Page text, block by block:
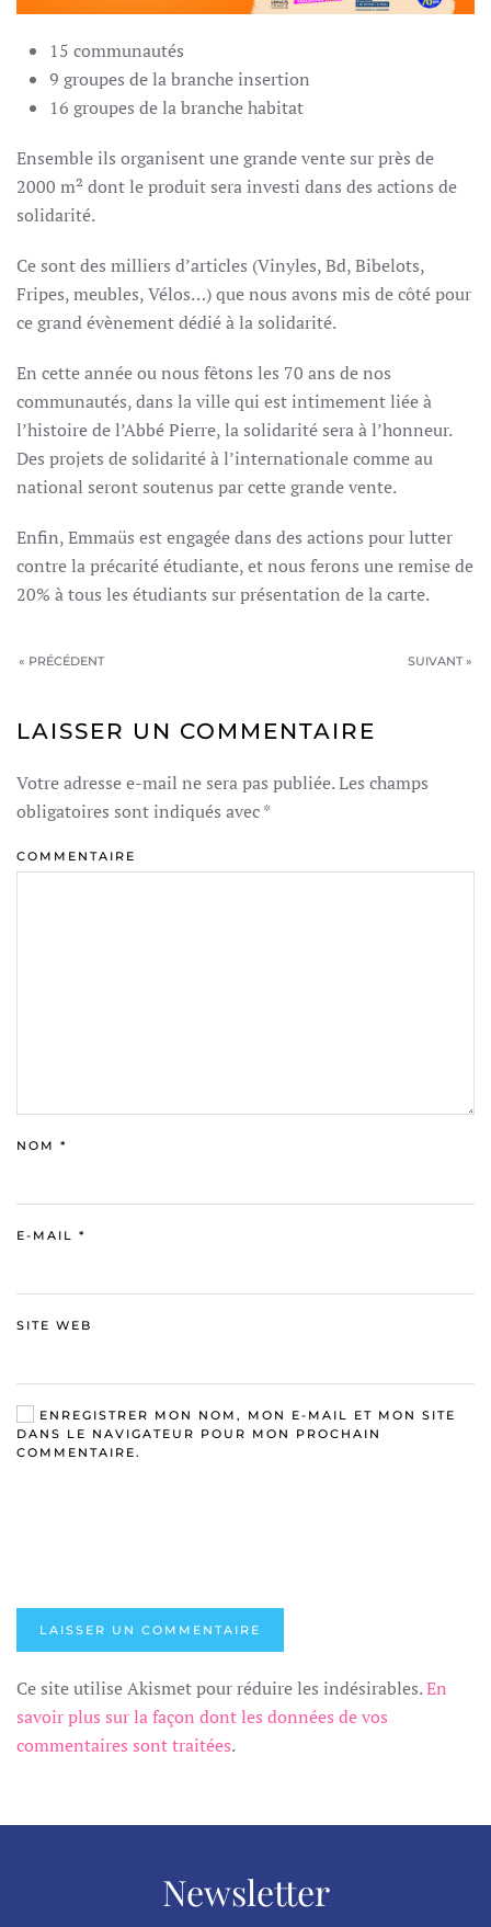
15 communautés
9 groupes de la branche insertion
16 groupes de la branche habitat
Ensemble ils organisent une grande vente sur près de
2000 m² dont le produit sera investi dans des actions de
solidarité.
Ce sont des milliers d’articles (Vinyles, Bd, Bibelots,
Fripes, meubles, Vélos…) que nous avons mis de côté pour
ce grand évènement dédié à la solidarité.
En cette année ou nous fêtons les 70 ans de nos
communautés, dans la ville qui est intimement liée à
l’histoire de l’Abbé Pierre, la solidarité sera à l’honneur.
Des projets de solidarité à l’internationale comme au
national seront soutenus par cette grande vente.
Enfin, Emmaüs est engagée dans des actions pour lutter
contre la précarité étudiante, et nous ferons une remise de
20% à tous les étudiants sur présentation de la carte.
« PRÉCÉDENT SUIVANT »
LAISSER UN COMMENTAIRE
Votre adresse e-mail ne sera pas publiée. Les champs
obligatoires sont indiqués avec*
COMMENTAIRE
NOM *
E-MAIL *
SITE WEB
ENREGISTRER MON NOM, MON E-MAIL ET MON SITE
DANS LE NAVIGATEUR POUR MON PROCHAIN
COMMENTAIRE.
LAISSER UN COMMENTAIRE
Ce site utilise Akismet pour réduire les indésirables.En
savoir plus sur la façon dont les données de vos
commentaires sont traitées.
Newsletter